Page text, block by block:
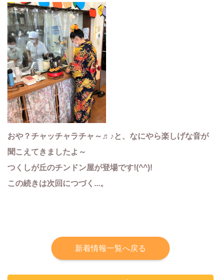
おや？チャッチャラチャ～♬♪と、なにやら楽しげな音が
聞こえてきましたよ～
つくしが丘のチンドン屋が登場です!(^^)!
この続きは次回につづく...。
新着情報一覧へ戻る